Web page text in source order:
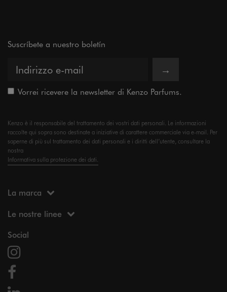
Suscríbete a nuestro boletín
→
Vorrei ricevere la newsletter di Kenzo Parfums.
Kenzo è il responsabile del trattamento dei vostri dati personali. Le informazioni
raccolte qui sopra sono destinate a iniziative di carattere commerciale via e-mail. Per
saperne di più sul trattamento dei dati personali e i diritti dell’utente, consultare la
nostra
Informativa sulla protezione dei dati.
La marca
Le nostre linee
Social